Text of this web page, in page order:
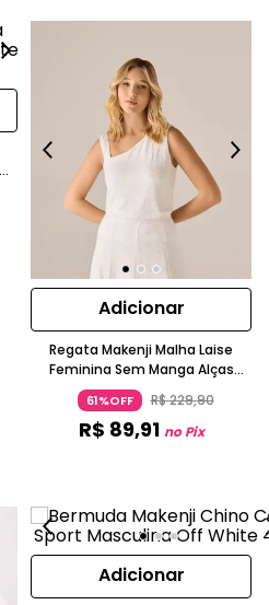
Adicionar
Regata Makenji Malha Laise
Feminina Sem Manga Alças
Diferenciadas Branco
61%OFF R$229,90
R$ 89,91 no Pix
Adicionar